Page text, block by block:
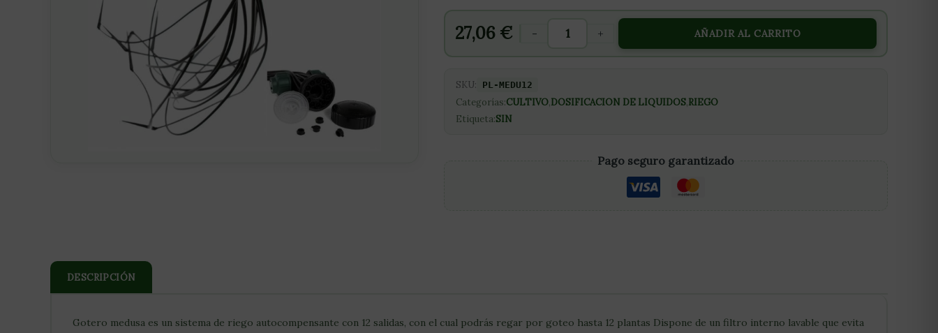
27,06 € - + AÑADIR AL CARRITO
SKU: PL-MEDU12
Categorías:CULTIVO,DOSIFICACION DE LIQUIDOS,RIEGO
Etiqueta:SIN
Pago seguro garantizado
DESCRIPCIÓN
Gotero medusa es un sistema de riego autocompensante con 12 salidas, con el cual podrás regar por goteo hasta 12 plantas Dispone de un filtro interno lavable que evita